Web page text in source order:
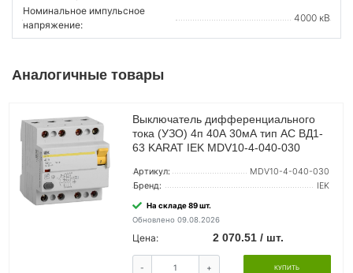
Номинальное импульсное
напряжение:
4000 кВ
Аналогичные товары
Выключатель дифференциального
тока (УЗО) 4п 40А 30мА тип AC ВД1-
63 KARAT IEK MDV10-4-040-030
Артикул:
MDV10-4-040-030
Бренд:
IEK
На складе 89 шт.
Обновлено 09.08.2026
Цена: 2 070.51 / шт.
- + КУПИТЬ